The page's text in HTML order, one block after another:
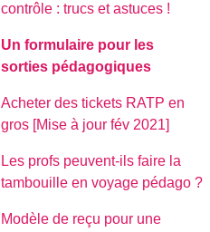
contrôle : trucs et astuces !
Un formulaire pour les
sorties pédagogiques
Acheter des tickets RATP en
gros [Mise à jour fév 2021]
Les profs peuvent-ils faire la
tambouille en voyage pédago ?
Modèle de reçu pour une